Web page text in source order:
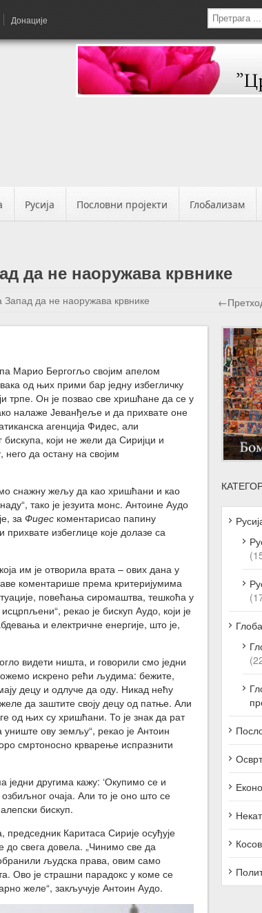
Донације
Русија Пословни пројекти Глобализам
да не наоружава крвнике
Запад да не наоружава крвнике
Марио Бергогљо својим апелом
од њих прими бар једну избегличку
трпе. Он је позвао све хришћане да се у
налаже Јеванђеље и да прихвате оне
агенција Фидес, али
који не жели да Сиријци и
да остану на својим
снажну жељу да као хришћани и као
тако је језуита монс. Антоине Аудо
заФидес коментарисао папину
избеглице које долазе са
им је отворила врата – ових дана у
коментарише према критеријумима
повећања сиромаштва, тешкоћа у
рекао је бискуп Аудо, који је
и електричне енергије, што је,
видети ништа, и говорили смо једни
искрено рећи људима: бежите,
децу и одлуче да оду. Никад нећу
да заштите своју децу од патње. Али
од њих су хришћани. То је знак да рат
ову земљу“, рекао је Антоин
смртоносно крварење испразнити
једни другима кажу: ‘Окупимо се и
очаја. Али то је оно што се
бискуп.
Каритаса Сирије осуђује
до свега довела. „Чинимо све да
људска права, овим само
Ово је страшни парадокс у коме се
желе“, закључује Антоин Аудо.